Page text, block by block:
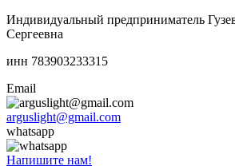
Индивидуальный предприниматель
Сергеевна
инн 783903233315
Email
arguslight@gmail.com
whatsapp
Напишите нам!